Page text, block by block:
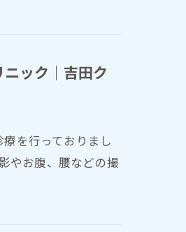
ック｜吉田ク
を行っておりまし
やお腹、腰などの撮